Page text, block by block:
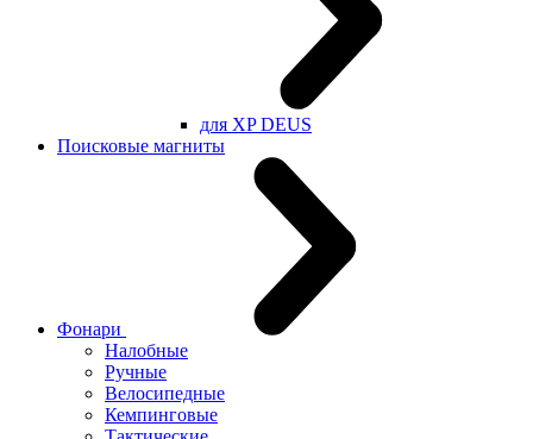
для XP DEUS
Поисковые магниты
Фонари
Налобные
Ручные
Велосипедные
Кемпинговые